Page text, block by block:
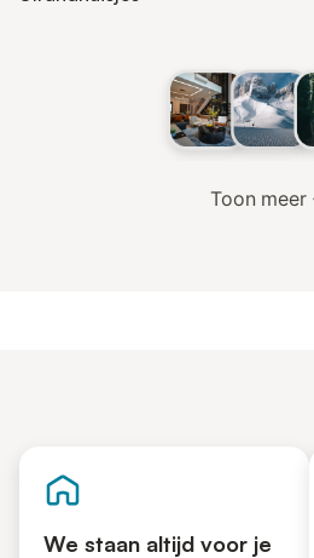
Toon meer
We staan altijd voor je